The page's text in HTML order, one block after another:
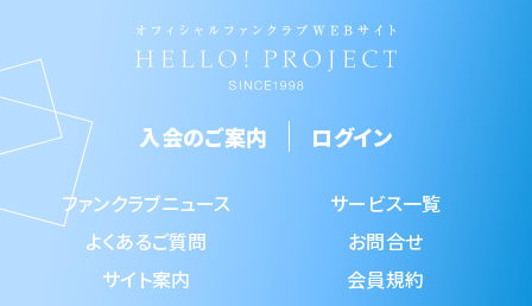
入会のご案内 ログイン
ファンクラブニュース
サービス一覧
よくあるご質問
お問合せ
サイト案内
会員規約